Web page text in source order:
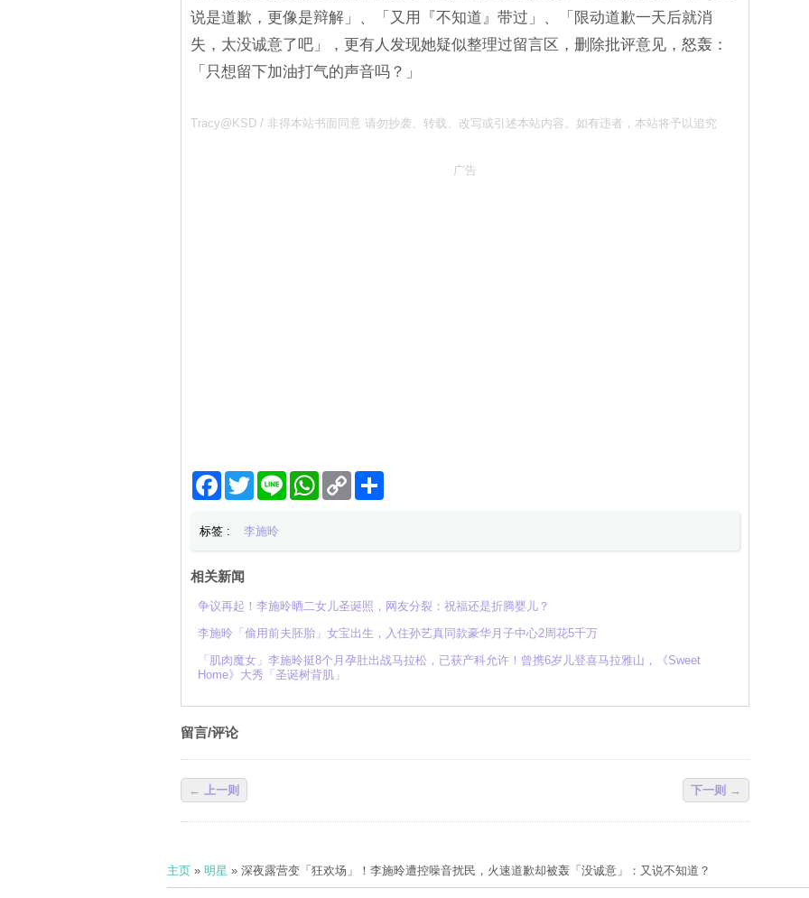
说是道歉，更像是辩解」、「又用『不知道』带过」、「限动道歉一天后就消
失，太没诚意了吧」，更有人发现她疑似整理过留言区，删除批评意见，怒轰：
「只想留下加油打气的声音吗？」
Tracy@KSD / 非得本站书面同意 请勿抄袭、转载、改写或引述本站内容。如有违者，本站将予以追究
广告
Facebook
TwitterLine WhatsApp
Copy
Link
分
标签 : 李施昤
相关新闻
争议再起！李施昤晒二女儿圣诞照，网友分裂：祝福还是折腾婴儿？
李施昤「偷用前夫胚胎」女宝出生，入住孙艺真同款豪华月子中心2周花5千万
「肌肉魔女」李施昤挺8个月孕肚出战马拉松，已获产科允许！曾携6岁儿登喜马拉雅山，《Sweet
Home》大秀「圣诞树背肌」
留言/评论
← 上一则 下一则 →
主页» 明星 » 深夜露营变「狂欢场」！李施昤遭控噪音扰民，火速道歉却被轰「没诚意」：又说不知道？